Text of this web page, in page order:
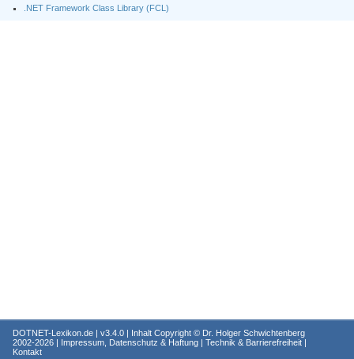
.NET Framework Class Library (FCL)
DOTNET-Lexikon.de | v3.4.0 | Inhalt Copyright © Dr. Holger Schwichtenberg
2002-2026 | Impressum, Datenschutz & Haftung | Technik & Barrierefreiheit |
Kontakt